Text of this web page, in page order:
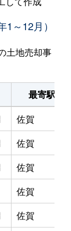
～12月）
土地売却事
最寄駅
佐賀
佐賀
佐賀
佐賀
佐賀